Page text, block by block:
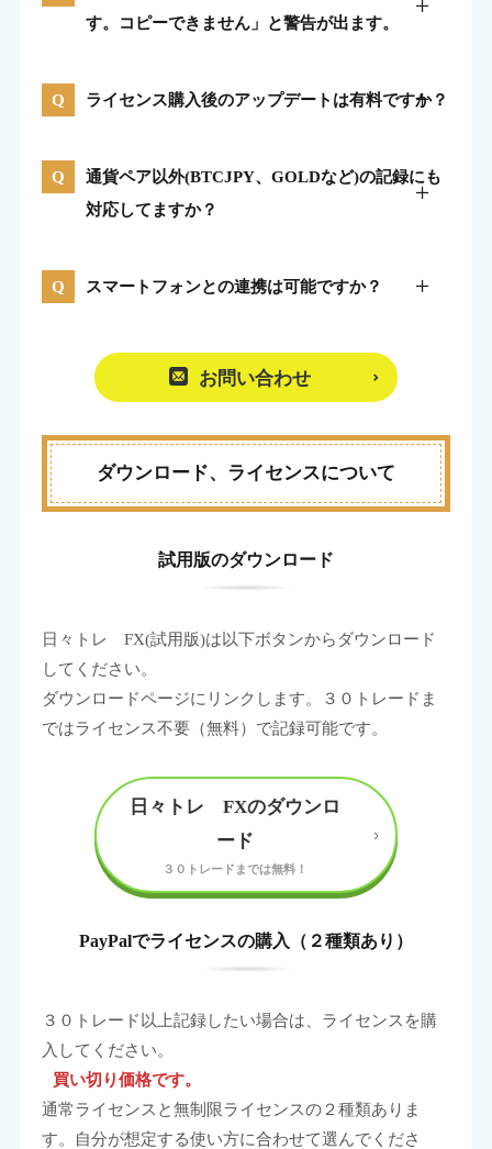
す。コピーできません」と警告が出ます。
ライセンス購入後のアップデートは有料ですか？
通貨ペア以外(BTCJPY、GOLDなど)の記録にも
対応してますか？
スマートフォンとの連携は可能ですか？
お問い合わせ
ダウンロード、ライセンスについて
試用版のダウンロード
日々トレ FX(試用版)は以下ボタンからダウンロード
してください。
ダウンロードページにリンクします。３０トレードま
ではライセンス不要（無料）で記録可能です。
日々トレ FXのダウンロ
ード
PayPalでライセンスの購入（２種類あり）
３０トレード以上記録したい場合は、ライセンスを購
入してください。
買い切り価格です。
通常ライセンスと無制限ライセンスの２種類ありま
す。自分が想定する使い方に合わせて選んでくださ